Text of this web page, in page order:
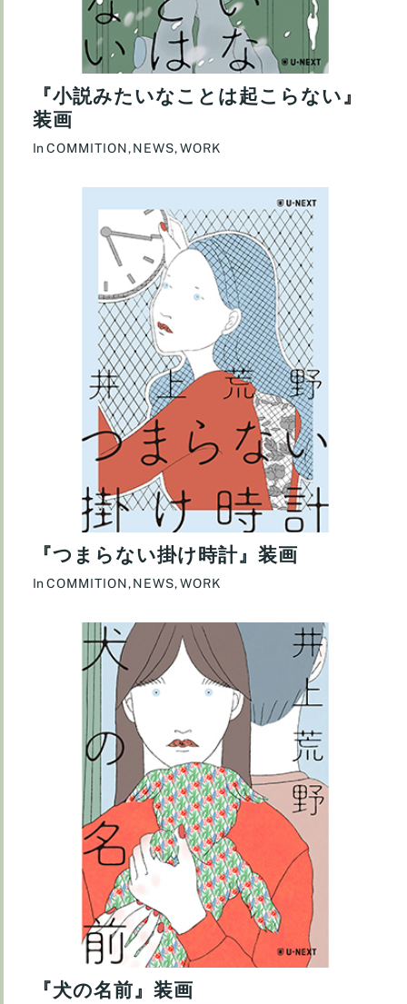
『小説みたいなことは起こらない』
装画
InCOMMITION,NEWS,WORK
『つまらない掛け時計』装画
InCOMMITION,NEWS,WORK
『犬の名前』装画